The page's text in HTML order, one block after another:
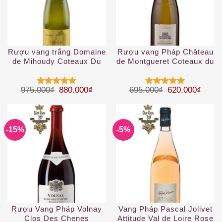
Rượu vang trắng Domaine
de Mihoudy Coteaux Du
Được xếp
sao
975.000₫ Giá gốc là: 975.000₫.
880.000₫ Giá hiện tại là: 880.000₫.
Rượu vang Pháp Château
de Montgueret Coteaux du
Được xếp
sao
695.000₫ Giá gốc là:
620.000₫
-15%
Rượu Vang Pháp Volnay
Clos Des Chenes
-5%
Vang Pháp Pascal Jolivet
Attitude Val de Loire Rose